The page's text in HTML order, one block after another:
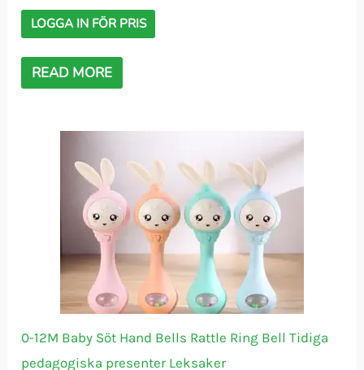
LOGGA IN FÖR PRIS
READ MORE
0-12M Baby Söt Hand Bells Rattle Ring Bell Tidiga
pedagogiska presenter Leksaker